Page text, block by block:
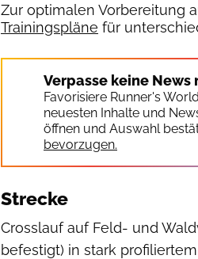
Zur optimalen Vorbereitung
Trainingspläne für
Verpasse keine News
Favorisiere Runner's
neuesten Inhalte und
öffnen und Auswahl
bevorzugen.
Strecke
Crosslauf auf Feld- und
befestigt) in stark